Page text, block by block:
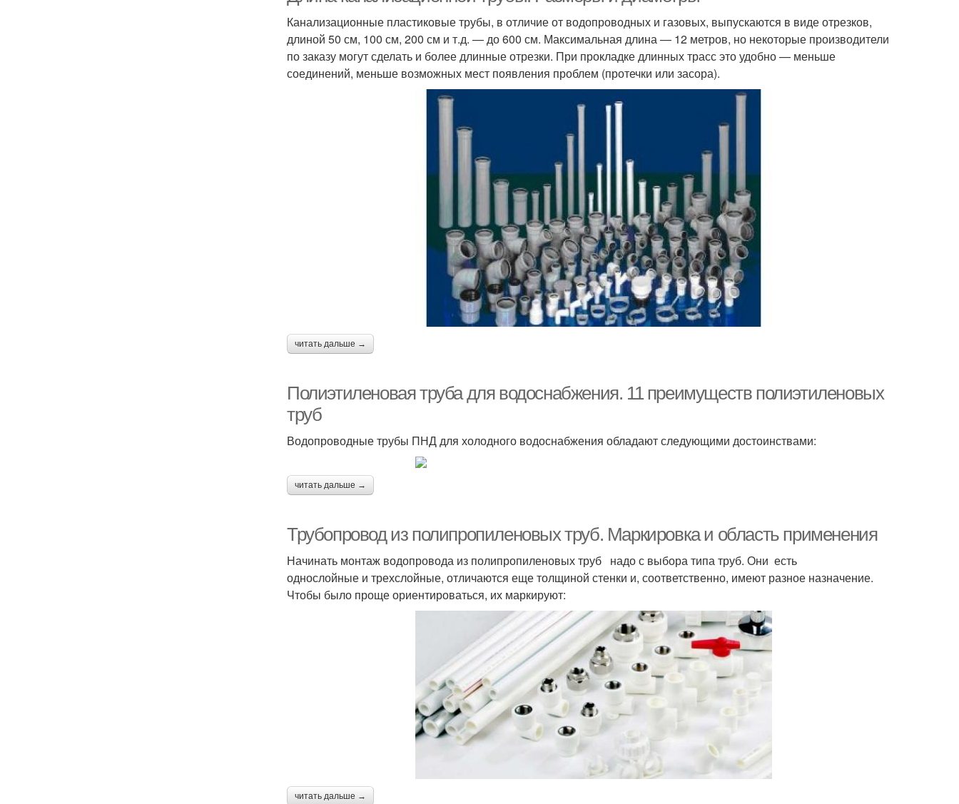
Канализационные пластиковые трубы, в отличие от водопроводных и газовых, выпускаются в виде отрезков,
длиной 50 см, 100 см, 200 см и т.д. — до 600 см. Максимальная длина — 12 метров, но некоторые производители
по заказу могут сделать и более длинные отрезки. При прокладке длинных трасс это удобно — меньше
соединений, меньше возможных мест появления проблем (протечки или засора).
читать дальше →
Полиэтиленовая труба для водоснабжения. 11 преимуществ полиэтиленовых
труб
Водопроводные трубы ПНД для холодного водоснабжения обладают следующими достоинствами:
читать дальше →
Трубопровод из полипропиленовых труб. Маркировка и область применения
Начинать монтаж водопровода из полипропиленовых труб надо с выбора типа труб. Они есть
однослойные и трехслойные, отличаются еще толщиной стенки и, соответственно, имеют разное назначение.
Чтобы было проще ориентироваться, их маркируют:
читать дальше →